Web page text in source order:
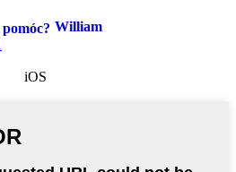
William
iOS